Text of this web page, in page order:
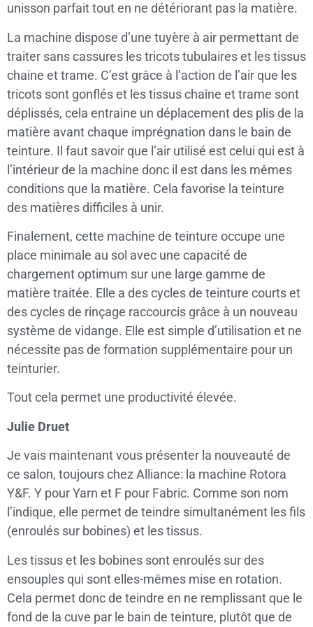
unisson parfait tout en ne détériorant pas la matière.
La machine dispose d’une tuyère à air permettant de
traiter sans cassures les tricots tubulaires et les tissus
chaine et trame. C’est grâce à l’action de l’air que les
tricots sont gonflés et les tissus chaîne et trame sont
déplissés, cela entraine un déplacement des plis de la
matière avant chaque imprégnation dans le bain de
teinture. Il faut savoir que l’air utilisé est celui qui est à
l’intérieur de la machine donc il est dans les mêmes
conditions que la matière. Cela favorise la teinture
des matières difficiles à unir.
Finalement, cette machine de teinture occupe une
place minimale au sol avec une capacité de
chargement optimum sur une large gamme de
matière traitée. Elle a des cycles de teinture courts et
des cycles de rinçage raccourcis grâce à un nouveau
système de vidange. Elle est simple d’utilisation et ne
nécessite pas de formation supplémentaire pour un
teinturier.
Tout cela permet une productivité élevée.
Julie Druet
Je vais maintenant vous présenter la nouveauté de
ce salon, toujours chez Alliance: la machine Rotora
Y&F. Y pour Yarn et F pour Fabric. Comme son nom
l’indique, elle permet de teindre simultanément les fils
(enroulés sur bobines) et les tissus.
Les tissus et les bobines sont enroulés sur des
ensouples qui sont elles-mêmes mise en rotation.
Cela permet donc de teindre en ne remplissant que le
fond de la cuve par le bain de teinture, plutôt que de